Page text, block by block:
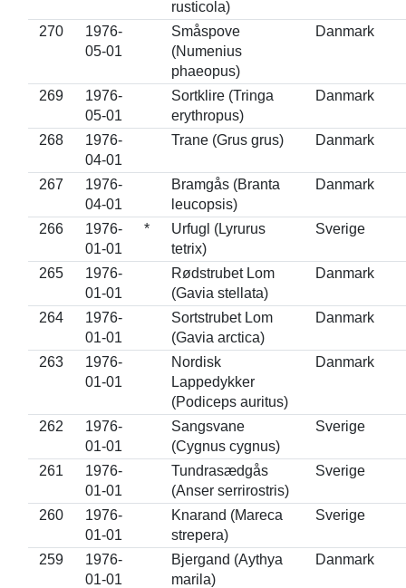
rusticola)
270
1976-
05-01
Småspove
(Numenius
phaeopus)
Danmark
269
1976-
05-01
Sortklire (Tringa
erythropus)
Danmark
268
1976-
04-01
Trane (Grus grus) Danmark
267
1976-
04-01
Bramgås (Branta
leucopsis)
Danmark
266
1976-
01-01
*
Urfugl (Lyrurus
tetrix)
Sverige
265
1976-
01-01
Rødstrubet Lom
(Gavia stellata)
Danmark
264
1976-
01-01
Sortstrubet Lom
(Gavia arctica)
Danmark
263
1976-
01-01
Nordisk
Lappedykker
(Podiceps auritus)
Danmark
262
1976-
01-01
Sangsvane
(Cygnus cygnus)
Sverige
261
1976-
01-01
Tundrasædgås
(Anser serrirostris)
Sverige
260
1976-
01-01
Knarand (Mareca
strepera)
Sverige
259
1976-
01-01
Bjergand (Aythya
marila)
Danmark